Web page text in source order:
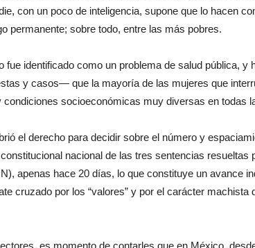
con un poco de inteligencia, supone que lo hacen
permanente; sobre todo, entre las más pobres.
fue identificado como un problema de salud pública,
y casos— que la mayoría de las mujeres que
socioeconómicas muy diversas en todas
el derecho para decidir sobre el número y
nacional de las tres sentencias resueltas
apenas hace 20 días, lo que constituye un avance
cruzado por los “valores” y por el carácter machista